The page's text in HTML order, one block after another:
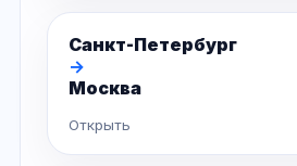
Санкт-Петербург
→
Москва
Открыть